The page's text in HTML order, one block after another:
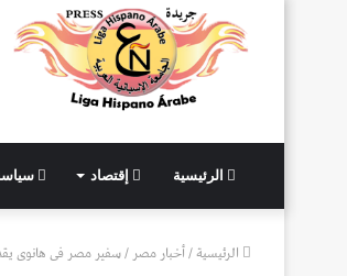
الرئيسية إقتصاد
الرئيسية/أخبار مصر/سفير مصر فى هانوى